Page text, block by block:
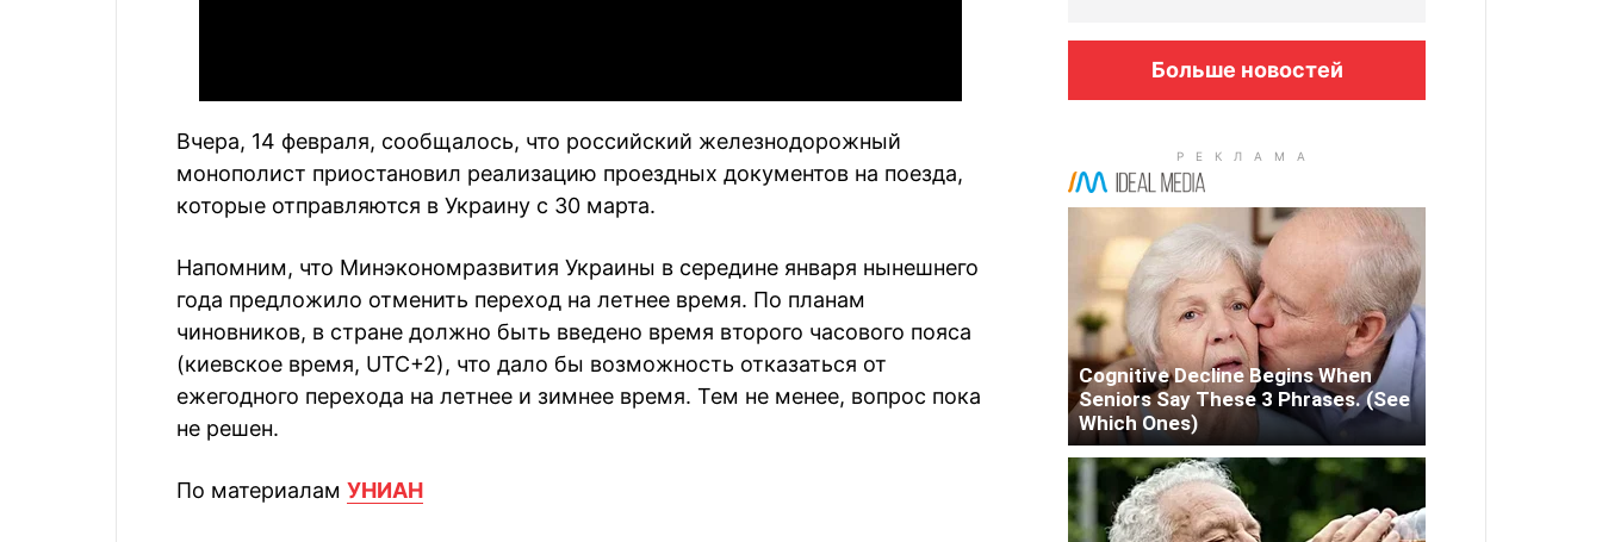
Вчера, 14 февраля, сообщалось, что российский железнодорожный
монополист приостановил реализацию проездных документов на поезда,
которые отправляются в Украину с 30 марта.
Напомним, что Минэкономразвития Украины в середине января нынешнего
года предложило отменить переход на летнее время. По планам
чиновников, в стране должно быть введено время второго часового пояса
(киевское время, UTC+2), что дало бы возможность отказаться от
ежегодного перехода на летнее и зимнее время. Тем не менее, вопрос пока
не решен.
По материалам УНИАН
Больше новостей